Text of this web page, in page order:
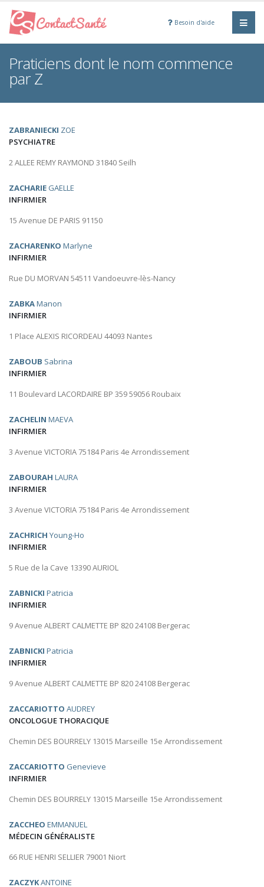
Besoin d'aide
Praticiens dont le nom commence
par Z
ZABRANIECKI ZOE
PSYCHIATRE
2 ALLEE REMY RAYMOND 31840 Seilh
ZACHARIE GAELLE
INFIRMIER
15 Avenue DE PARIS 91150
ZACHARENKO Marlyne
INFIRMIER
Rue DU MORVAN 54511 Vandoeuvre-lès-Nancy
ZABKAManon
INFIRMIER
1 Place ALEXIS RICORDEAU 44093 Nantes
ZABOUB Sabrina
INFIRMIER
11 Boulevard LACORDAIRE BP 359 59056 Roubaix
ZACHELIN MAEVA
INFIRMIER
3 Avenue VICTORIA 75184 Paris 4e Arrondissement
ZABOURAH LAURA
INFIRMIER
3 Avenue VICTORIA 75184 Paris 4e Arrondissement
ZACHRICH Young-Ho
INFIRMIER
5 Rue de la Cave 13390 AURIOL
ZABNICKI Patricia
INFIRMIER
9 Avenue ALBERT CALMETTE BP 820 24108 Bergerac
ZABNICKI Patricia
INFIRMIER
9 Avenue ALBERT CALMETTE BP 820 24108 Bergerac
ZACCARIOTTO AUDREY
ONCOLOGUE THORACIQUE
Chemin DES BOURRELY 13015 Marseille 15e Arrondissement
ZACCARIOTTO Genevieve
INFIRMIER
Chemin DES BOURRELY 13015 Marseille 15e Arrondissement
ZACCHEO EMMANUEL
MÉDECIN GÉNÉRALISTE
66 RUE HENRI SELLIER 79001 Niort
ZACZYKANTOINE